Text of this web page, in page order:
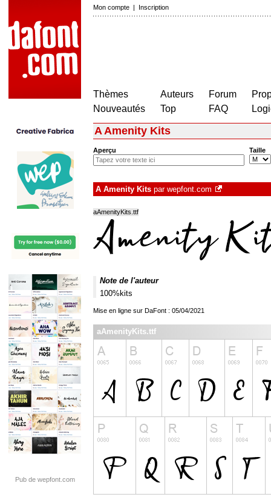
Mon compte | Inscription
Thèmes
Nouveautés
Auteurs
Top
Forum
FAQ
Pub de wepfont.com
A Amenity Kits
Aperçu Taille
A Amenity Kits par wepfont.com
aAmenityKits.ttf
Note de l'auteur
100%kits
Mise en ligne sur DaFont : 05/04/2021
aAmenityKits.ttf